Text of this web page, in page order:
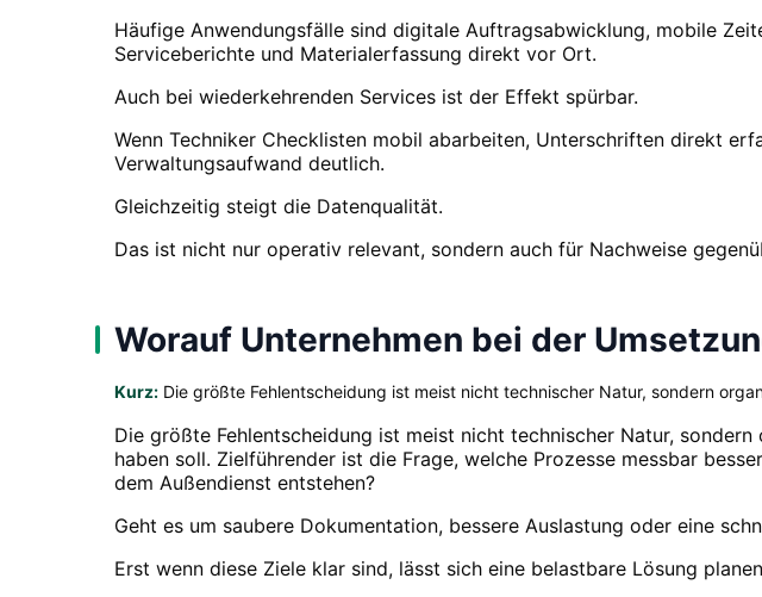
Häufige Anwendungsfälle sind digitale Auftragsabwicklung, mobile
Serviceberichte und Materialerfassung direkt vor Ort.
Auch bei wiederkehrenden Services ist der Effekt spürbar.
Wenn Techniker Checklisten mobil abarbeiten, Unterschriften direkt
Verwaltungsaufwand deutlich.
Gleichzeitig steigt die Datenqualität.
Das ist nicht nur operativ relevant, sondern auch für Nachweise
Worauf Unternehmen bei der
Kurz: Die größte Fehlentscheidung ist meist nicht technischer Natur, sondern
Die größte Fehlentscheidung ist meist nicht technischer Natur,
haben soll. Zielführender ist die Frage, welche Prozesse messbar
dem Außendienst entstehen?
Geht es um saubere Dokumentation, bessere Auslastung oder eine
Erst wenn diese Ziele klar sind, lässt sich eine belastbare Lösung